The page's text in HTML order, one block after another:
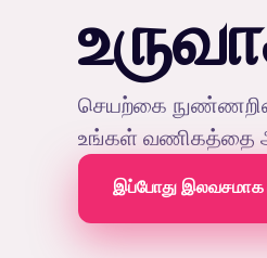
செயற்கை
உங்கள் வணிகத்தை
இப்போது இலவசமாக